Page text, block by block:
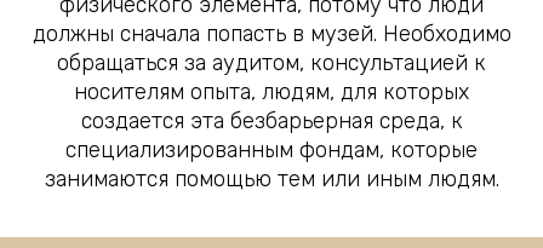
должны сначала попасть в музей. Необходимо
обращаться за аудитом, консультацией к
носителям опыта, людям, для которых
создается эта безбарьерная среда, к
специализированным фондам, которые
занимаются помощью тем или иным людям.